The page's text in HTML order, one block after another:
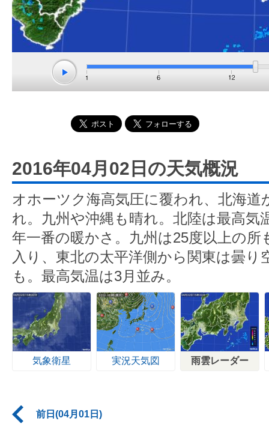
2016年04月02日の天気概況
オホーツク海高気圧に覆われ、北海道
れ。九州や沖縄も晴れ。北陸は最高気
年一番の暖かさ。九州は25度以上の
入り、東北の太平洋側から関東は曇り
も。最高気温は3月並み。
気象衛星 実況天気図 雨雲レーダー
前日(04月01日)